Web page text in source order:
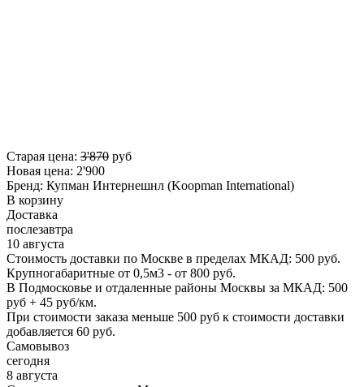
Старая цена: 3'870 руб
Новая цена: 2'900
Бренд: Купман Интернешнл (Koopman International)
В корзину
Доставка
послезавтра
10 августа
Стоимость доставки по Москве в пределах МКАД: 500 руб.
Крупногабаритные от 0,5м3 - от 800 руб.
В Подмосковье и отдаленные районы Москвы за МКАД: 500
руб + 45 руб/км.
При стоимости заказа меньше 500 руб к стоимости доставки
добавляется 60 руб.
Самовывоз
сегодня
8 августа